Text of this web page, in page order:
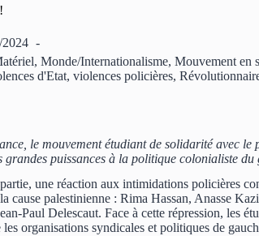
2024
, Monde/Internationalisme, Mouvement en
d'Etat, violences policières,
le mouvement étudiant de solidarité avec le
grandes puissances à la politique colonialiste
une réaction aux intimidations policières
cause palestinienne : Rima Hassan, Anasse
Paul Delescaut. Face à cette répression, les
organisations syndicales et politiques de